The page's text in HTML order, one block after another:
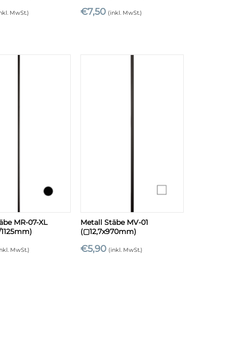
MwSt.) €7,50 (inkl. MwSt.)
MR-07-XL
MwSt.)
Metall Stäbe MV-01
(▢12,7x970mm)
€5,90 (inkl. MwSt.)